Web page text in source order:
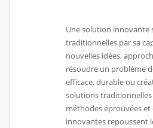
Une solution innovante
traditionnelles par sa
nouvelles idées,
résoudre un problème
efficace, durable ou
solutions
méthodes éprouvées
innovantes repoussent